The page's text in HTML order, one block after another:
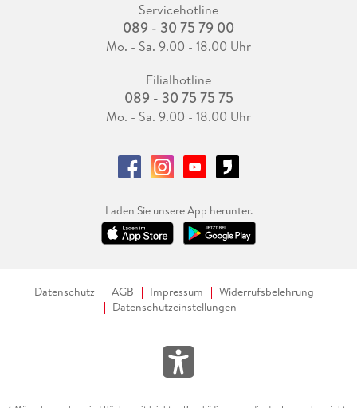
Servicehotline
089 - 30 75 79 00
Mo. - Sa. 9.00 - 18.00 Uhr
Filialhotline
089 - 30 75 75 75
Mo. - Sa. 9.00 - 18.00 Uhr
Laden Sie unsere App herunter.
Datenschutz AGB Impressum
Widerrufsbelehrung
Datenschutzeinstellungen